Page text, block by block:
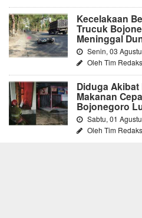
Kecelakaan
Trucuk
Meninggal
Senin, 03
Oleh Tim
Diduga
Makanan
Bojonegoro
Sabtu, 01
Oleh Tim